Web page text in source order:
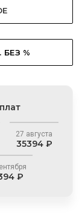
%
27 августа
35394 ₽
₽